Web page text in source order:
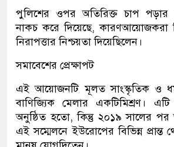
পুলিশের ওপর অতিরিক্ত চাপ পড়ার
নাকচ করে দিয়েছে,কারণআয়োজকরা
নিরাপত্তার নিশ্চয়তা দিয়েছিলেন।
সমাবেশের প্রেক্ষাপট
এই আয়োজনটি মূলত সাংস্কৃতিক ও
বাণিজ্যিক মেলার একটিমিশ্রণ। এটি
অনুষ্ঠিত হতো,কিন্তু ২০১৯ সালের পর
এই সম্মেলনে ইউরোপের বিভিন্ন প্রান্ত